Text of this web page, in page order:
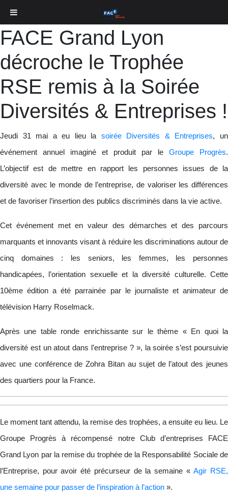
FACE Grand Lyon
décroche le Trophée
RSE remis à la Soirée
Diversités & Entreprises !
Jeudi 31 mai a eu lieu la soirée Diversités & Entreprises, un
événement annuel imaginé et produit par le Groupe Progrès.
L’objectif est de mettre en rapport les personnes issues de la
diversité avec le monde de l’entreprise, de valoriser les différences
et de favoriser l’insertion des publics discriminés dans la vie active.
Cet événement met en valeur des démarches et des parcours
marquants et innovants visant à réduire les discriminations autour de
cinq domaines : les seniors, les femmes, les personnes
handicapées, l’orientation sexuelle et la diversité culturelle. Cette
10ème édition a été parrainée par le journaliste et animateur de
télévision Harry Roselmack.
Après une table ronde enrichissante sur le thème « En quoi la
diversité est un atout dans l’entreprise ? », la soirée s’est poursuivie
avec une conférence de Zohra Bitan au sujet de l’atout des jeunes
des quartiers pour la France.
Le moment tant attendu, la remise des trophées, a ensuite eu lieu. Le
Groupe Progrès à récompensé notre Club d’entreprises FACE
Grand Lyon par la remise du trophée de la Responsabilité Sociale de
l’Entreprise, pour avoir été précurseur de la semaine «Agir RSE,
une semaine pour passer de l’inspiration à l’action ».